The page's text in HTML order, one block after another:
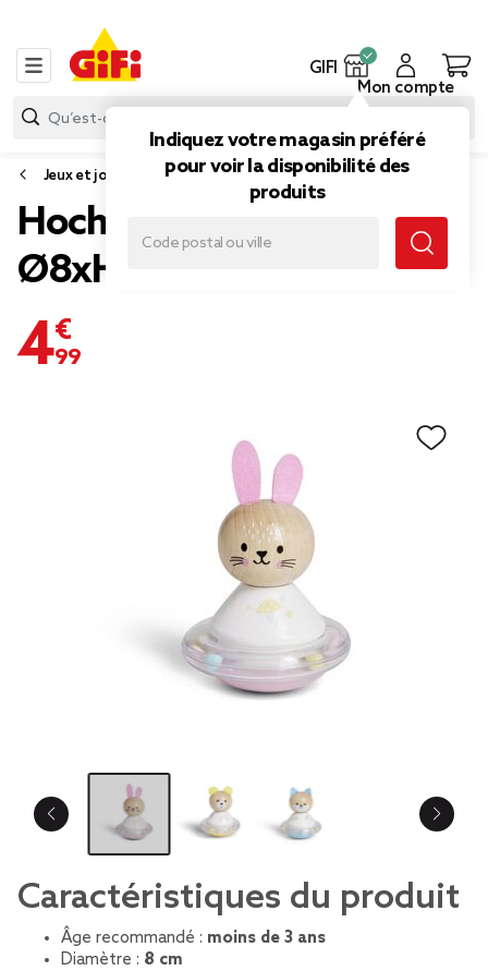
GIFI
Indiquez votre magasin préféré
pour voir la disponibilité des
produits
Mon compte
Jeux et jouets d'éveil
Hochet bois et plastique
Ø8xH8,6cm (3 modèles)
4,99 €
Caractéristiques du produit
Âge recommandé : moins de 3 ans
Diamètre : 8 cm